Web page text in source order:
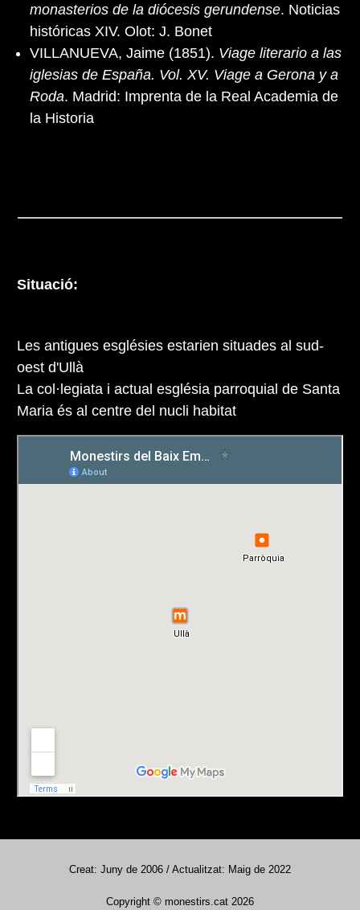
monasterios de la diócesis gerundense. Noticias
históricas XIV. Olot: J. Bonet
VILLANUEVA, Jaime (1851). Viage literario a las
iglesias de España. Vol. XV. Viage a Gerona y a
Roda. Madrid: Imprenta de la Real Academia de
la Historia
Situació:
Les antigues esglésies estarien situades al sud-
oest d'Ullà
La col·legiata i actual església parroquial de Santa
Maria és al centre del nucli habitat
Creat: Juny de 2006 / Actualitzat: Maig de 2022